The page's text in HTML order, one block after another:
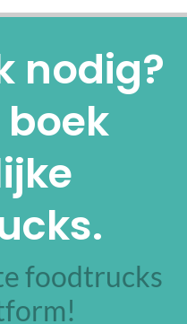
nodig?
foodtrucks